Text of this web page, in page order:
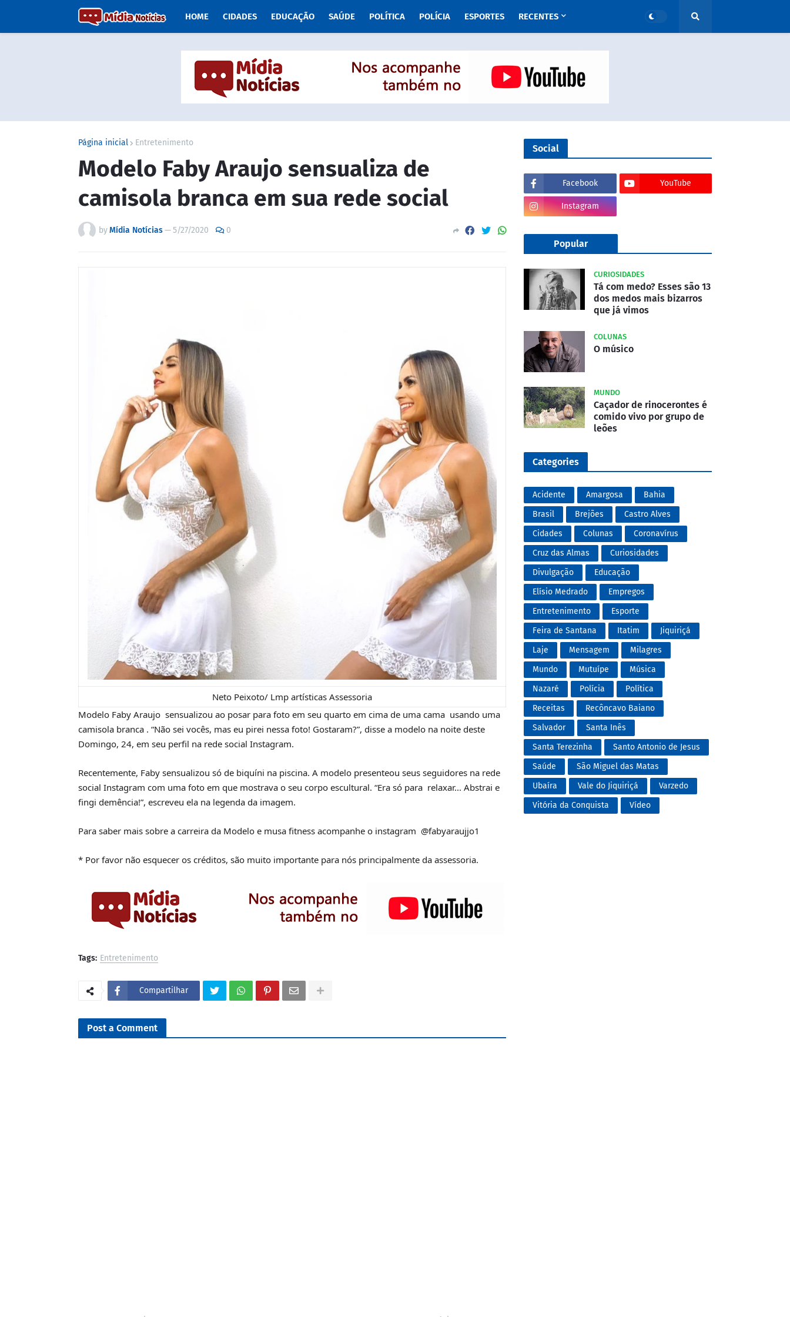
HOME CIDADES EDUCAÇÃO SAÚDE POLÍTICA POLÍCIA ESPORTES RECENTES
Página inicial Entretenimento
Modelo Faby Araujo sensualiza de
camisola branca em sua rede social
byMídia Notícias—5/27/2020 0
Neto Peixoto/ Lmp artísticas Assessoria
Modelo Faby Araujo sensualizou ao posar para foto em seu quarto em cima de uma cama usando uma
camisola branca . “Não sei vocês, mas eu pirei nessa foto! Gostaram?”, disse a modelo na noite deste
Domingo, 24, em seu perfil na rede social Instagram.
Recentemente, Faby sensualizou só de biquíni na piscina. A modelo presenteou seus seguidores na rede
social Instagram com uma foto em que mostrava o seu corpo escultural. “Era só para relaxar... Abstrai e
fingi demência!”, escreveu ela na legenda da imagem.
Para saber mais sobre a carreira da Modelo e musa fitness acompanhe o instagram @fabyaraujjo1
* Por favor não esquecer os créditos, são muito importante para nós principalmente da assessoria.
Tags: Entretenimento
Compartilhar
Post a Comment
Social
Facebook YouTube
Instagram
Popular
CURIOSIDADES
Tá com medo? Esses são 13
dos medos mais bizarros
que já vimos
COLUNAS
O músico
MUNDO
Caçador de rinocerontes é
comido vivo por grupo de
leões
Categories
Acidente Amargosa
Bahia
Brasil
Brejões
Castro Alves
Cidades
Colunas
Coronavírus
Cruz das Almas
Curiosidades
Divulgação
Educação
Elísio Medrado
Empregos
Entretenimento
Esporte
Feira de Santana
Itatim
Jiquiriçá
Laje
Mensagem
Milagres
Mundo
Mutuípe
Música
Nazaré
Polícia
Política
Receitas
Recôncavo Baiano
Salvador
Santa Inês
Santa Terezinha
Santo Antonio de Jesus
Saúde
São Miguel das Matas
Ubaíra
Vale do Jiquiriçá
Varzedo
Vitória da Conquista
Vídeo